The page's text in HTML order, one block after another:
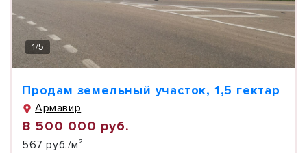
1/5
Продам земельный участок, 1,5 гектар
Армавир
8 500 000 руб.
567 руб./м²